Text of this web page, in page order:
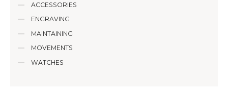
ACCESSORIES
ENGRAVING
MAINTAINING
MOVEMENTS
WATCHES